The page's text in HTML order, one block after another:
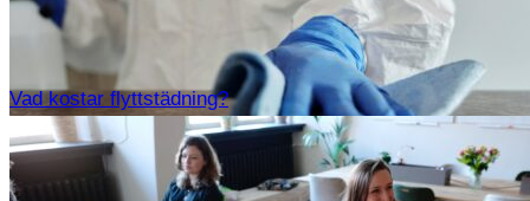
Vad kostar flyttstädning?